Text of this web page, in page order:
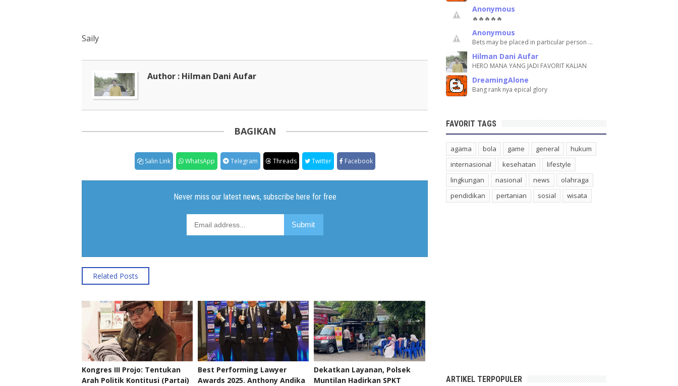
Saily
Author : Hilman Dani Aufar
BAGIKAN
Salin Link WhatsApp Telegram Threads Twitter Facebook
Related Posts
Kongres III Projo: Tentukan
Arah Politik Kontitusi (Partai)
Best Performing Lawyer
Awards 2025. Anthony Andika
Dekatkan Layanan, Polsek
Muntilan Hadirkan SPKT
Anonymous
🔥🔥🔥🔥🔥
Anonymous
Bets may be placed in particular person …
Hilman Dani Aufar
HERO MANA YANG JADI FAVORIT KALIAN
DreamingAlone
Bang rank nya epical glory
FAVORIT TAGS
agama bola game general
hukum
internasional
kesehatan
lifestyle
lingkungan
nasional news
olahraga
pendidikan
pertanian sosial wisata
ARTIKEL TERPOPULER